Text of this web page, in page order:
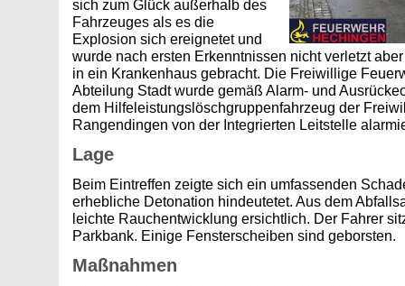
sich zum Glück außerhalb des
Fahrzeuges als es die
Explosion sich ereignetet und
wurde nach ersten Erkenntnissen nicht verletzt
in ein Krankenhaus gebracht. Die Freiwillige
Abteilung Stadt wurde gemäß Alarm- und
dem Hilfeleistungslöschgruppenfahrzeug der
Rangendingen von der Integrierten Leitstelle
Lage
Beim Eintreffen zeigte sich ein umfassenden
erhebliche Detonation hindeutetet. Aus dem
leichte Rauchentwicklung ersichtlich. Der Fahrer
Parkbank. Einige Fensterscheiben sind geborsten.
Maßnahmen